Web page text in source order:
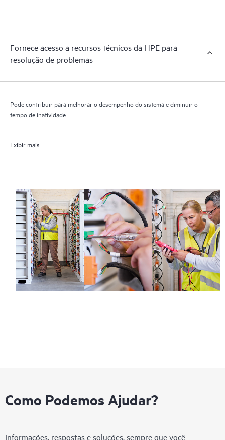
Fornece acesso a recursos técnicos da HPE para
resolução de problemas
Pode contribuir para melhorar o desempenho do sistema e diminuir o
tempo de inatividade
Exibir mais
Como Podemos Ajudar?
Informações, respostas e soluções, sempre que você